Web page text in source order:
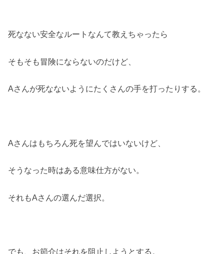
死なない安全なルートなんて教えちゃったら
そもそも冒険にならないのだけど、
Aさんが死なないようにたくさんの手を打ったりする。
Aさんはもちろん死を望んではいないけど、
そうなった時はある意味仕方がない。
それもAさんの選んだ選択。
でも、お節介はそれを阻止しようとする。